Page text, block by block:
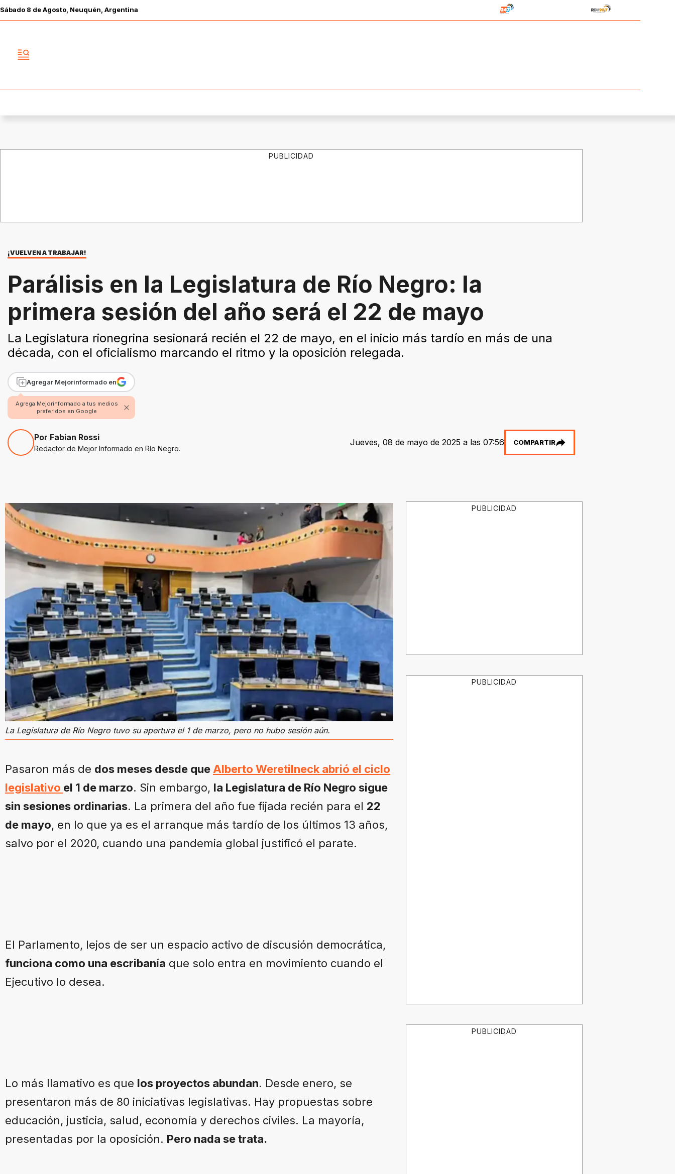
Sábado 8 deAgosto , Neuquén, Argentina
PUBLICIDAD
¡VUELVEN A TRABAJAR!
Parálisis en la Legislatura de Río Negro: la
primera sesión del año será el 22 de mayo
La Legislatura rionegrina sesionará recién el 22 de mayo, en el inicio más tardío en más de una
década, con el oficialismo marcando el ritmo y la oposición relegada.
Agregar Mejorinformado en
Agrega Mejorinformado a tus medios
preferidos en Google
Por Fabian Rossi
Redactor de Mejor Informado en Río Negro.
Jueves, 08 de mayo de 2025 a las 07:56 COMPARTIR
La Legislatura de Río Negro tuvo su apertura el 1 de marzo, pero no hubo sesión aún.
Pasaron más de dos meses desde que Alberto Weretilneck abrió el ciclo
legislativo el 1 de marzo. Sin embargo, la Legislatura de Río Negro sigue
sin sesiones ordinarias. La primera del año fue fijada recién para el 22
de mayo, en lo que ya es el arranque más tardío de los últimos 13 años,
salvo por el 2020, cuando una pandemia global justificó el parate.
El Parlamento, lejos de ser un espacio activo de discusión democrática,
funciona como una escribanía que solo entra en movimiento cuando el
Ejecutivo lo desea.
Lo más llamativo es que los proyectos abundan. Desde enero, se
presentaron más de 80 iniciativas legislativas. Hay propuestas sobre
educación, justicia, salud, economía y derechos civiles. La mayoría,
presentadas por la oposición. Pero nada se trata.
PUBLICIDAD
PUBLICIDAD
PUBLICIDAD